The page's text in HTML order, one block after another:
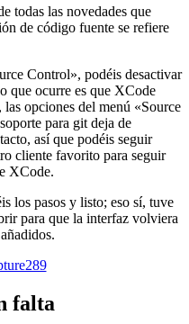
todas las novedades que
de código fuente se refiere
Control», podéis desactivar
que ocurre es que XCode
opciones del menú «Source
para git deja de
así que podéis seguir
cliente favorito para seguir
XCode.
los pasos y listo; eso sí, tuve
para que la interfaz volviera
falta